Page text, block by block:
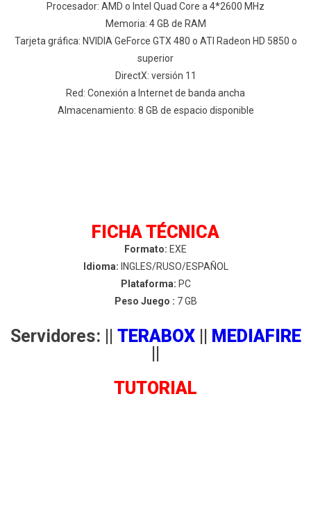
Procesador: AMD o Intel Quad Core a 4*2600 MHz
Memoria: 4 GB de RAM
Tarjeta gráfica: NVIDIA GeForce GTX 480 o ATI Radeon HD 5850 o
superior
DirectX: versión 11
Red: Conexión a Internet de banda ancha
Almacenamiento: 8 GB de espacio disponible
FICHA TÉCNICA
Formato: EXE
Idioma: INGLES/RUSO/ESPAÑOL
Plataforma: PC
Peso Juego : 7 GB
Servidores: || TERABOX||
MEDIAFIRE
TUTORIAL